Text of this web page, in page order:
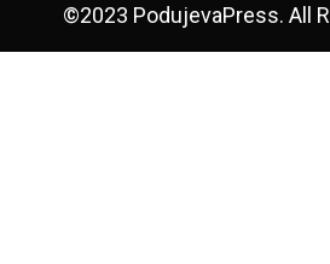
©2023 PodujevaPress. All